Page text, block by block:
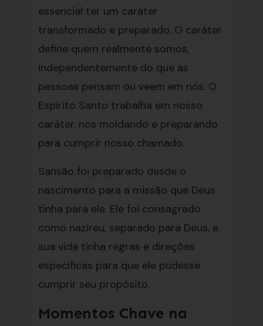
essencial ter um caráter
transformado e preparado. O caráter
define quem realmente somos,
independentemente do que as
pessoas pensam ou veem em nós. O
Espírito Santo trabalha em nosso
caráter, nos moldando e preparando
para cumprir nosso chamado.
Sansão foi preparado desde o
nascimento para a missão que Deus
tinha para ele. Ele foi consagrado
como nazireu, separado para Deus, e
sua vida tinha regras e direções
específicas para que ele pudesse
cumprir seu propósito.
Momentos Chave na